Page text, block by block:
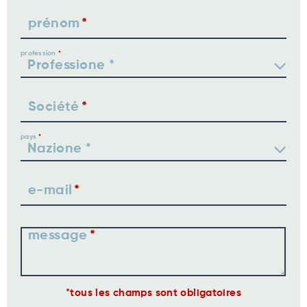
prénom
profession
Société
pays
e-mail
message
tous les champs sont obligatoires